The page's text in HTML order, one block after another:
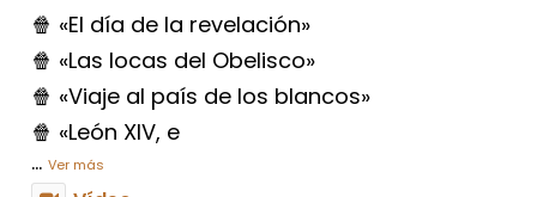
🍿 «El día de la revelación»
🍿 «Las locas del Obelisco»
🍿 «Viaje al país de los blancos»
🍿 «León XIV, e
... Ver más